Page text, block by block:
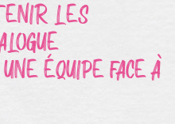
LES
ÉQUIPE FACE À